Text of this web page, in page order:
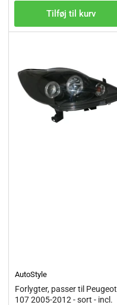
Tilføj til kurv
AutoStyle
Forlygter, passer til Peugeot
107 2005-2012 - sort - incl.